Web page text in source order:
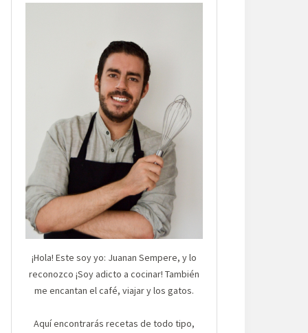
¡Hola! Este soy yo: Juanan Sempere, y lo
reconozco ¡Soy adicto a cocinar! También
me encantan el café, viajar y los gatos.
Aquí encontrarás recetas de todo tipo,